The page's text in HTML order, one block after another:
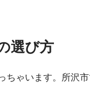
選び方
ちゃいます。所沢